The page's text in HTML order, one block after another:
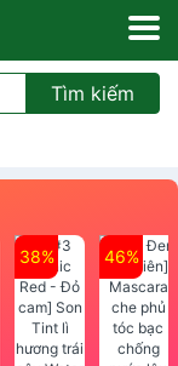
Tìm kiếm
38% 46%